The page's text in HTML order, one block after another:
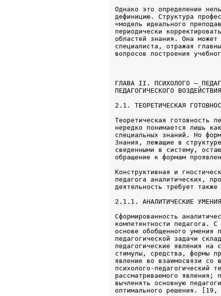
Однако это определение
дефиницию. Структура
«модель идеального
периодически
областей знания. Она может
специалиста, отражая
вопросов построения
ГЛАВА II. ПСИХОЛОГО –
ПЕДАГОГИЧЕСКОГО
2.1. ТЕОРЕТИЧЕСКАЯ
Теоретическая готовность
нередко понимается лишь
специальных знаний. Но
Знания, лежащие в
сведенными в систему,
обращение к формам
Конструктивная и
педагога аналитических,
2.1.1. АНАЛИТИЧЕСКИЕ
Сформированность
компетентности педагога.
основе обобщенного умения
педагогической задачи
педагогические явления на
стимулы, средства, формы
явление во взаимосвязи со
психолого-педагогический
рассматриваемого явления;
вычленять основную